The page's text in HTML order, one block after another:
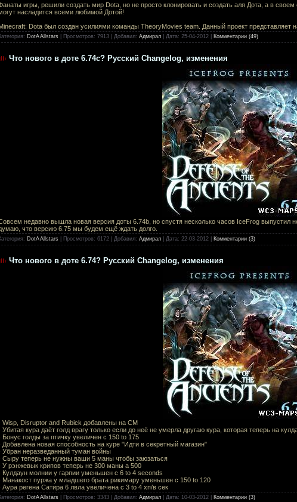
игры, решили создать мир Dota, но не просто клонировать и создать аля Дота, а в
насладится всеми любимой Дотой!
Dota был создан усилиями команды TheoryMovies team. Данный проект представляет
DotA Allstars Просмотров: 7913 Добавил: Адмирал Дата: 25-04-2012 Комментарии (49)
Что нового в доте 6.74с? Русский Changelog, изменения
недавно вышла новая версия доты 6.74b, но спустя несколько часов IceFrog выпустил
что версию 6.75 мы будем ещё ждать долго.
DotA Allstars Просмотров: 6172 Добавил: Адмирал Дата: 22-03-2012 Комментарии (3)
Что нового в доте 6.74? Русский Changelog, изменения
Wisp, Disruptor and Rubick добавлены на СМ
Убитая кура даёт голд врагу только если до неё не умерла другаю кура, которая теперь на
Бонус голды за птичку увеличен с 150 to 175
Добавлена новая способность на куре "Идти в секретный магазин"
Убран неразведанный туман войны
Сыру теперь не нужны ваши 5 маны чтобы заюзаться
У рэнжевык крипов теперь не 300 маны а 500
Кулдаун молнии у гарпии уменьшен с 6 to 4 seconds
Манакост пуржа у младшего брата рикимару уменьшен с 150 to 120
Аура регена Сатира 6 лвла увеличена с 3 to 4 хп/в сек
DotA Allstars Просмотров: 3343 Добавил: Адмирал Дата: 10-03-2012 Комментарии (3)